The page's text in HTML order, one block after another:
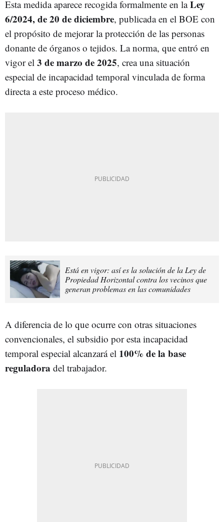
Esta medida aparece recogida formalmente en laLey
6/2024, de 20 de diciembre, publicada en el BOE con
el propósito de mejorar la protección de las personas
donante de órganos o tejidos. La norma, que entró en
vigor el 3 de marzo de 2025, crea una situación
especial de incapacidad temporal vinculada de forma
directa a este proceso médico.
Está en vigor: así es la solución de la Ley de
Propiedad Horizontal contra los vecinos que
generan problemas en las comunidades
A diferencia de lo que ocurre con otras situaciones
convencionales, el subsidio por esta incapacidad
temporal especial alcanzará el 100% de la base
reguladora del trabajador.